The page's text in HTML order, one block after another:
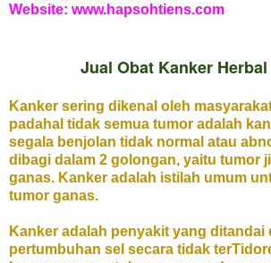
Website: www.hapsohtiens.com
Jual Obat Kanker
Kanker sering dikenal oleh
padahal tidak semua tumor adalah
segala benjolan tidak normal atau
dibagi dalam 2 golongan, yaitu tumor
ganas. Kanker adalah istilah umum
tumor ganas.
Kanker adalah penyakit yang ditandai
pertumbuhan sel secara tidak